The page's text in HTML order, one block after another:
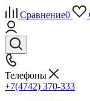
Сравнение0
Телефоны
+7(4742) 370-333